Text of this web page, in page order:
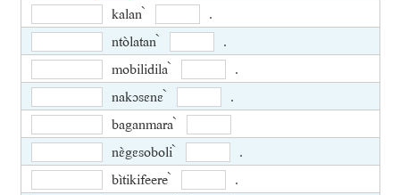
kalan ̀
.
ntòlatan ̀
.
mobilidila ̀
.
nakɔsɛnɛ ̀
.
baganmara ̀
nɛ̀gɛsoboli ̀
.
bìtikifeere ̀
.